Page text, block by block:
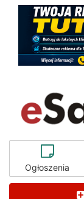
Ogłoszenia